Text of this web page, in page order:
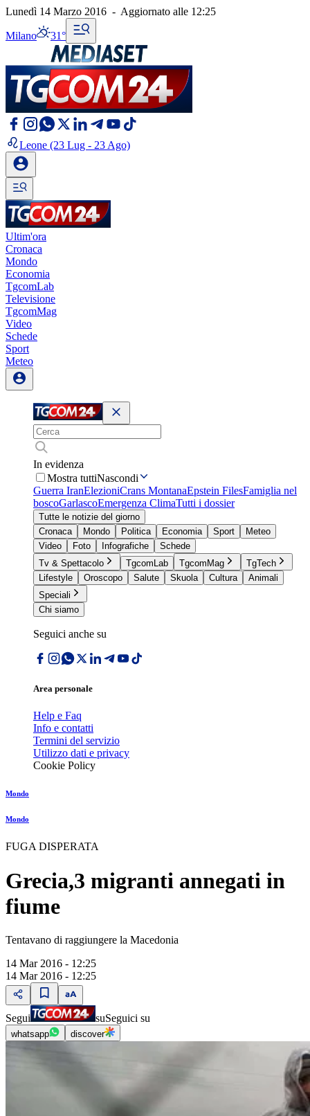
Lunedì 14 Marzo 2016 - Aggiornato alle 12:25
Milano 31°
Leone (23 Lug - 23 Ago)
Ultim'ora
Cronaca
Mondo
Economia
TgcomLab
Televisione
TgcomMag
Video
Schede
Sport
Meteo
In evidenza
Mostra tuttiNascondi
Guerra IranElezioniCrans MontanaEpstein FilesFamiglia nel
boscoGarlascoEmergenza ClimaTutti i dossier
Tutte le notizie del giorno
Cronaca
Mondo Politica Economia Sport
Meteo
Video
Foto Infografiche
Schede
Tv & Spettacolo
TgcomLab TgcomMag
TgTech
Lifestyle
Oroscopo Salute Skuola Cultura
Animali
Speciali
Chi siamo
Seguici anche su
Area personale
Help e Faq
Info e contatti
Termini del servizio
Utilizzo dati e privacy
Cookie Policy
Mondo
Mondo
FUGA DISPERATA
Grecia,3 migranti annegati in
fiume
Tentavano di raggiungere la Macedonia
14 Mar 2016 - 12:25
14 Mar 2016 - 12:25
Segui suSeguici su
whatsapp discover